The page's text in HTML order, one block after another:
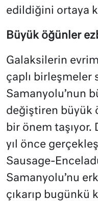
edildiğini ortaya
Büyük öğünler
Galaksilerin
çaplı birleşmeler
Samanyolu’nun
değiştiren büyük
bir önem taşıyor.
yıl önce
Sausage-
Samanyolu’nu
çıkarıp bugünkü